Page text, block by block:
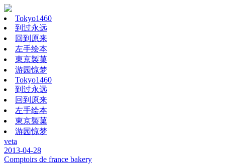
Tokyo1460
到过永远
回到原来
左手绘本
東京製菓
游园惊梦
Tokyo1460
到过永远
回到原来
左手绘本
東京製菓
游园惊梦
veta
2013-04-28
Comptoirs de france bakery